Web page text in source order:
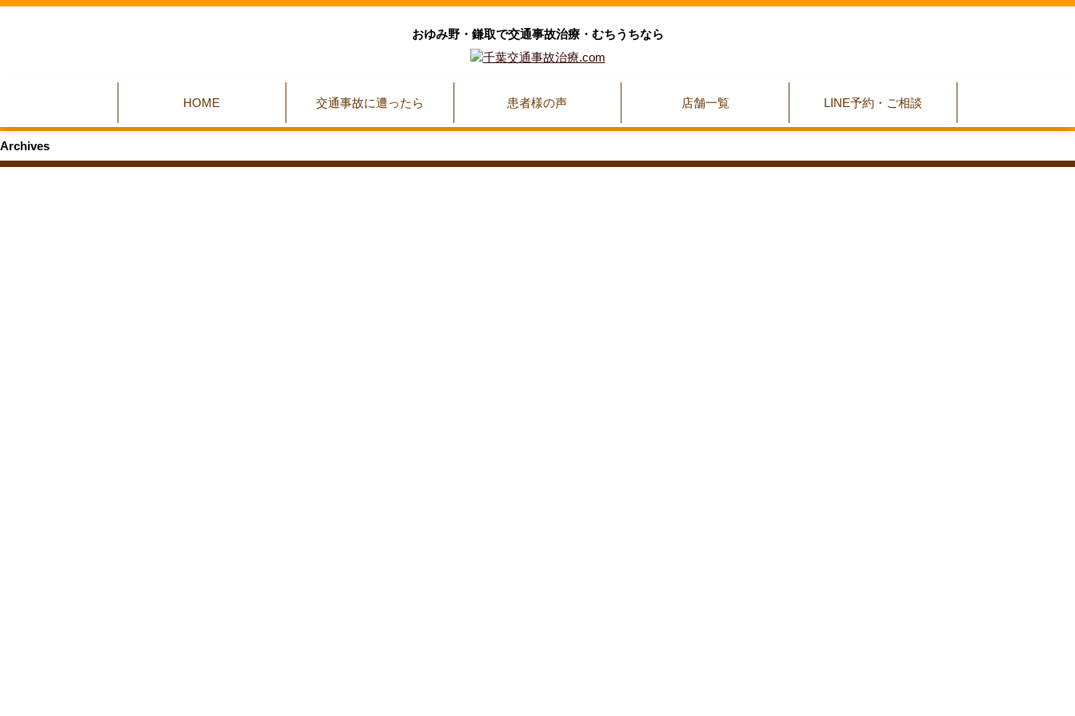
おゆみ野・鎌取で交通事故治療・むちうちなら
HOME 交通事故に遭ったら 患者様の声 店舗一覧 LINE予約・ご相談
Archives